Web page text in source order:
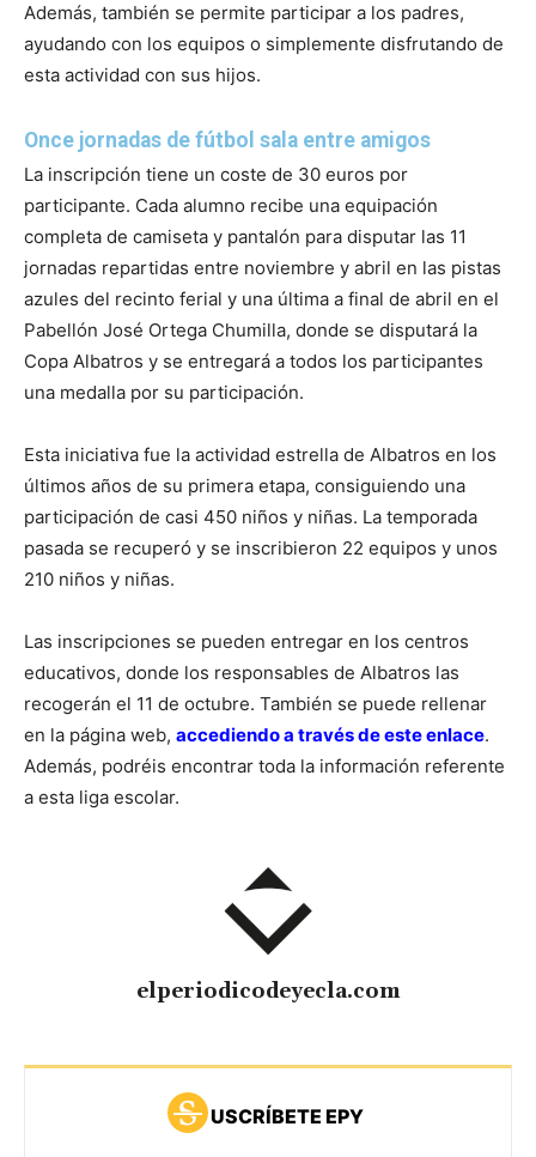
Además, también se permite participar a los padres,
ayudando con los equipos o simplemente disfrutando de
esta actividad con sus hijos.
Once jornadas de fútbol sala entre amigos
La inscripción tiene un coste de 30 euros por
participante. Cada alumno recibe una equipación
completa de camiseta y pantalón para disputar las 11
jornadas repartidas entre noviembre y abril en las pistas
azules del recinto ferial y una última a final de abril en el
Pabellón José Ortega Chumilla, donde se disputará la
Copa Albatros y se entregará a todos los participantes
una medalla por su participación.
Esta iniciativa fue la actividad estrella de Albatros en los
últimos años de su primera etapa, consiguiendo una
participación de casi 450 niños y niñas. La temporada
pasada se recuperó y se inscribieron 22 equipos y unos
210 niños y niñas.
Las inscripciones se pueden entregar en los centros
educativos, donde los responsables de Albatros las
recogerán el 11 de octubre. También se puede rellenar
en la página web, accediendo a través de este enlace.
Además, podréis encontrar toda la información referente
a esta liga escolar.
elperiodicodeyecla.com
USCRÍBETE EPY